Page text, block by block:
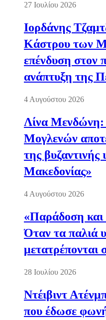
27 Ιουλίου 2026
Ιορδάνης
Κάστρου των
επένδυση στον
ανάπτυξη της
4 Αυγούστου 2026
Λίνα
Μογλενών
της βυζαντινής
Μακεδονίας»
4 Αυγούστου 2026
«Παράδοση
Όταν τα παλιά
μετατρέπονται
28 Ιουλίου 2026
Ντέιβιντ
που έδωσε